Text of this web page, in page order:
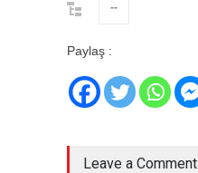
--
Paylaş :
Leave a Comment